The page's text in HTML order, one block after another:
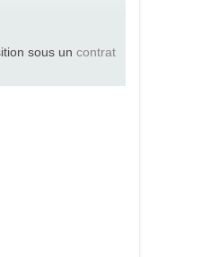
sous un contrat